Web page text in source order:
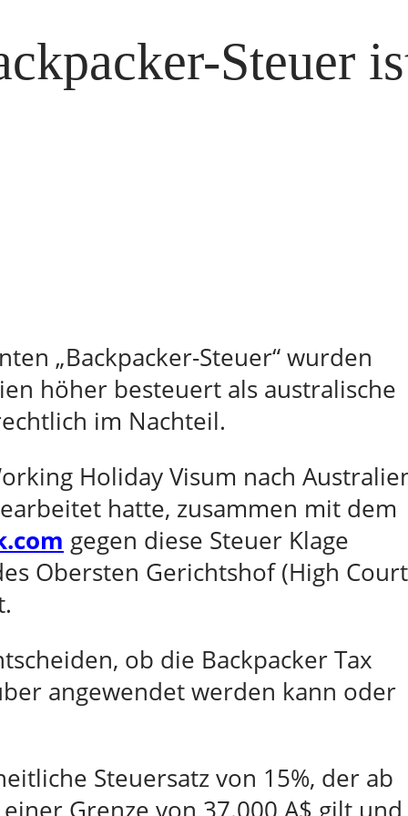
Steuer
„Backpacker-Steuer“ wurden
höher besteuert als australische
im Nachteil.
Holiday Visum nach
hatte, zusammen mit dem
gegen diese Steuer Klage
Obersten Gerichtshof (High
ob die Backpacker Tax
angewendet werden kann oder
Steuersatz von 15%, der ab